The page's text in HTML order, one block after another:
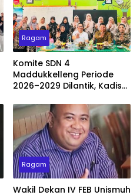
Ragam
Komite SDN 4
Maddukkelleng Periode
2026–2029 Dilantik, Kadis
Sinergi Tiga Pusat
Pendidikan
Ragam
Wakil Dekan IV FEB Unismuh